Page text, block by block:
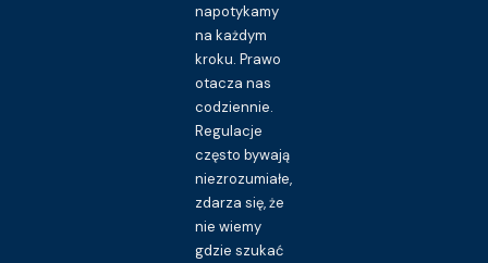
napotykamy
na każdym
kroku. Prawo
otacza nas
codziennie.
Regulacje
często bywają
niezrozumiałe,
zdarza się, że
nie wiemy
gdzie szukać